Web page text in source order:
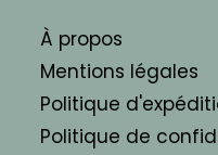
À propos
Mentions légales
Politique
Politique de